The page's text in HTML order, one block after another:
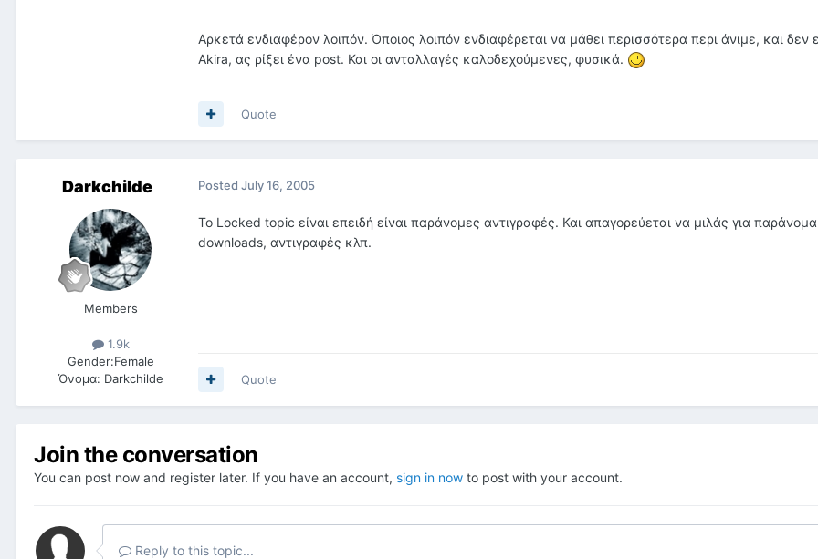
Αρκετά ενδιαφέρον λοιπόν. Όποιος λοιπόν ενδιαφέρεται να μάθει περισσότερα περι άνιμε, και δεν
Akira, ας ρίξει ένα post. Και οι ανταλλαγές καλοδεχούμενες, φυσικά.
Quote
Darkchilde
Members
1.9k
Gender:Female
Όνομα: Darkchilde
Posted July 16, 2005
Το Locked topic είναι επειδή είναι παράνομες αντιγραφές. Και απαγορεύεται να μιλάς για παράνομα
downloads, αντιγραφές κλπ.
Quote
Join the conversation
You can post now and register later. If you have an account, sign in now to post with your account.
Reply to this topic...